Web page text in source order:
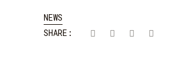
NEWS
SHARE: